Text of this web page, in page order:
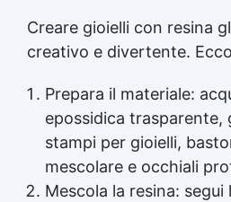
Creare gioielli con resina
creativo e divertente.
Prepara il materiale:
epossidica trasparente,
stampi per gioielli,
mescolare e occhiali
Mescola la resina: